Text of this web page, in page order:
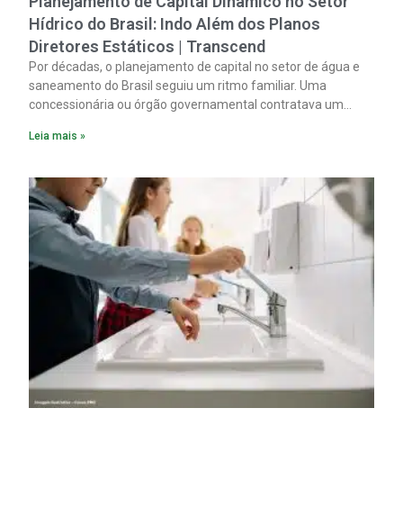
Hídrico do Brasil: Indo Além dos Planos
Diretores Estáticos | Transcend
Por décadas, o planejamento de capital no setor de água e
saneamento do Brasil seguiu um ritmo familiar. Uma
concessionária ou órgão governamental contratava um
Leia mais »